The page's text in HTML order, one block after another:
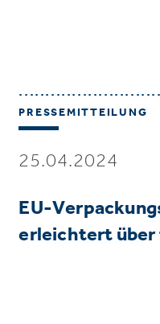
PRESSEMITTEILUNG
25.04.2024
EU-
erleichtert über